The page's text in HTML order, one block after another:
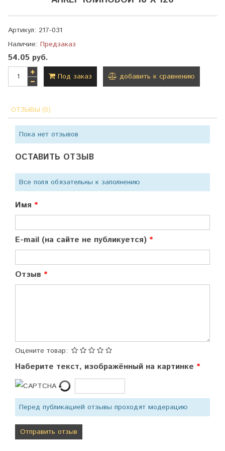
Артикул: 217-031
Наличие: Предзаказ
54.05 руб.
Под заказ добавить к сравнению
ОТЗЫВЫ (0)
Пока нет отзывов
ОСТАВИТЬ ОТЗЫВ
Все поля обязательны к заполнению
Имя
E-mail (на сайте не публикуется)
Отзыв
Оцените товар:
Наберите текст, изображённый на картинке
Перед публикацией отзывы проходят модерацию